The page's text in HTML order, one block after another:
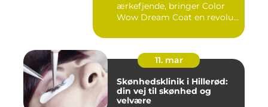
ærkefjende, bringer Color
Wow Dream Coat en revolu...
11. mar
Skønhedsklinik i Hillerød:
din vej til skønhed og
velvære